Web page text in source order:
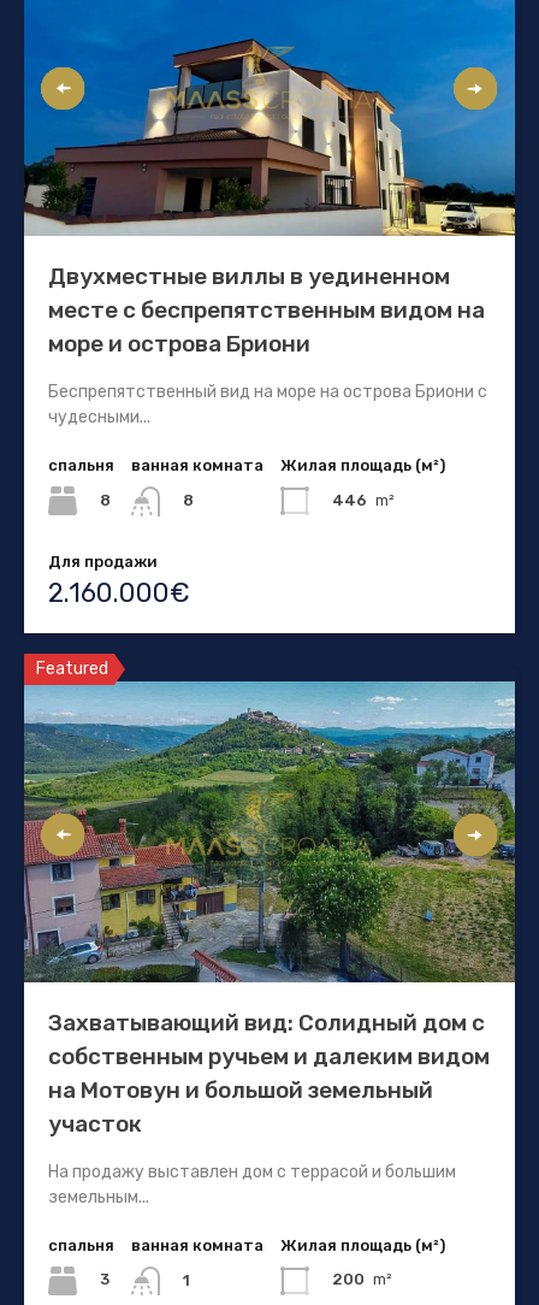
Двухместные виллы в уединенном
месте с беспрепятственным видом на
море и острова Бриони
Беспрепятственный вид на море на острова Бриони с
чудесными...
спальня
8
ванная комната
8
Жилая площадь (м²)
446 m²
Для продажи
2.160.000€
Featured
Захватывающий вид: Солидный дом с
собственным ручьем и далеким видом
на Мотовун и большой земельный
участок
На продажу выставлен дом с террасой и большим
земельным...
спальня
3
ванная комната
1
Жилая площадь (м²)
200 m²